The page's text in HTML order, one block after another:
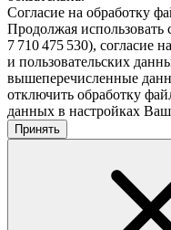
Согласие на обработку
Продолжая
7 710 475 530), согласие
и пользовательских
вышеперечисленные
отключить обработку
данных в настройках
Принять